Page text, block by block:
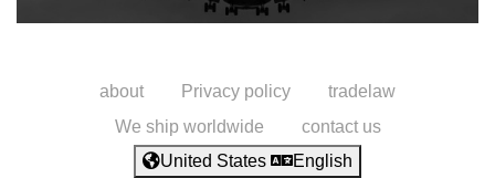
about Privacy policy
tradelaw
We ship worldwide
contact us
United States
English